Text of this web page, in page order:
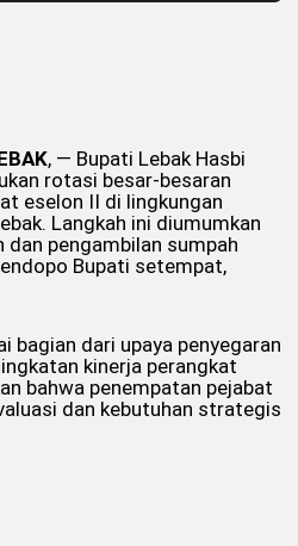
, — Bupati Lebak Hasbi
rotasi besar-besaran
eselon II di lingkungan
Langkah ini diumumkan
pengambilan sumpah
Bupati setempat,
bagian dari upaya penyegaran
kinerja perangkat
bahwa penempatan pejabat
dan kebutuhan strategis